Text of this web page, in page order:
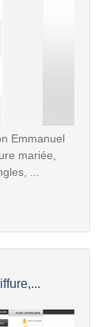
Emmanuel
mariée,
...